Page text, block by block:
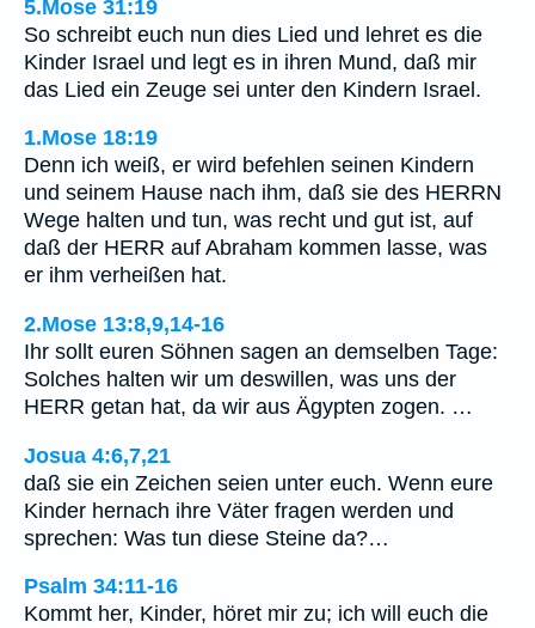
5.Mose 31:19
So schreibt euch nun dies Lied und lehret es die
Kinder Israel und legt es in ihren Mund, daß mir
das Lied ein Zeuge sei unter den Kindern Israel.
1.Mose 18:19
Denn ich weiß, er wird befehlen seinen Kindern
und seinem Hause nach ihm, daß sie des HERRN
Wege halten und tun, was recht und gut ist, auf
daß der HERR auf Abraham kommen lasse, was
er ihm verheißen hat.
2.Mose 13:8,9,14-16
Ihr sollt euren Söhnen sagen an demselben Tage:
Solches halten wir um deswillen, was uns der
HERR getan hat, da wir aus Ägypten zogen. …
Josua 4:6,7,21
daß sie ein Zeichen seien unter euch. Wenn eure
Kinder hernach ihre Väter fragen werden und
sprechen: Was tun diese Steine da?…
Psalm 34:11-16
Kommt her, Kinder, höret mir zu; ich will euch die